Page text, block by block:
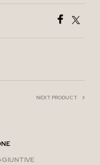
NEXT PRODUCT